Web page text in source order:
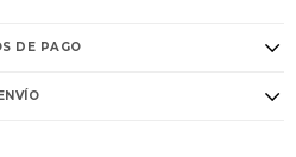
DE PAGO